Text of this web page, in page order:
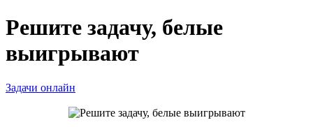
Решите задачу, белые
выигрывают
Задачи онлайн